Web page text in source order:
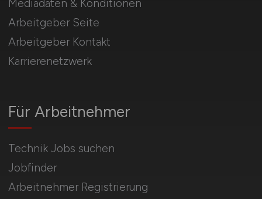
Für Arbeitnehmer
Technik Jobs suchen
Jobfinder
Arbeitnehmer Registrierung
Mediadaten & Konditionen
Arbeitgeber Seite
Arbeitgeber Kontakt
Karrierenetzwerk